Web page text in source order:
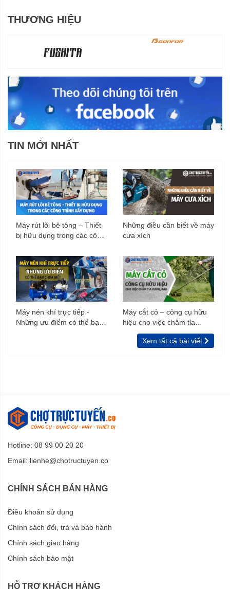
THƯƠNG HIỆU
TIN MỚI NHẤT
Máy rút lõi bê tông – Thiết
bị hữu dụng trong các công
Những điều cần biết về máy
cưa xích
Máy nén khí trực tiếp -
Những ưu điểm có thể bạn
Máy cắt cỏ – công cụ hữu
hiệu cho việc chăm tỉa
vườn, rào
Xem tất cả bài viết
Hotline: 08 99 00 20 20
Email: lienhe@chotructuyen.co
CHÍNH SÁCH BÁN HÀNG
Điều khoản sử dụng
Chính sách đổi, trả và bảo hành
Chính sách giao hàng
Chính sách bảo mật
HỖ TRỢ KHÁCH HÀNG